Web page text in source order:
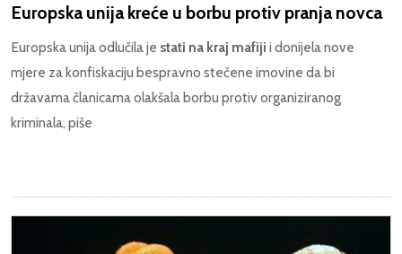
Europska unija kreće u borbu protiv pranja novca
Europska unija odlučila je stati na kraj mafiji i donijela nove
mjere za konfiskaciju bespravno stečene imovine da bi
državama članicama olakšala borbu protiv organiziranog
kriminala, piše